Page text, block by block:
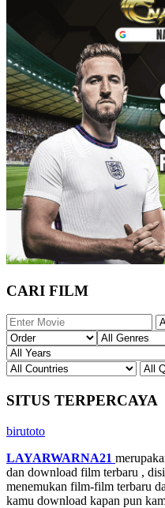
CARI FILM
SITUS TERPERCAYA
birutoto
LAYARWARNA21
dan download film terbaru ,
menemukan film-film terbaru
kamu download kapan pun